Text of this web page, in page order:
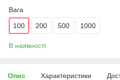
Вага
100 200 500 1000
В наявності
Опис Характеристики